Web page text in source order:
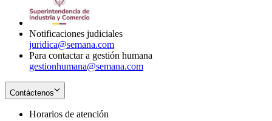
Notificaciones judiciales
juridica@semana.com
Para contactar a gestión humana
gestionhumana@semana.com
Contáctenos
Horarios de atención